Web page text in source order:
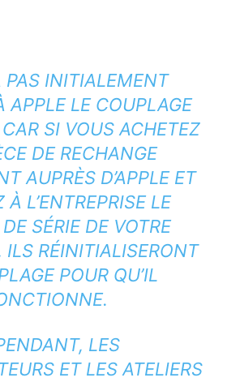
PAS INITIALEMENT
APPLE LE COUPLAGE
SI VOUS ACHETEZ
DE RECHANGE
AUPRÈS D’APPLE ET
L’ENTREPRISE LE
SÉRIE DE VOTRE
ILS RÉINITIALISERONT
POUR QU’IL
LES
ET LES ATELIERS